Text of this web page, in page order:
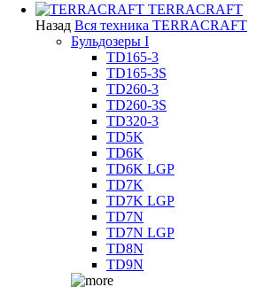
TERRACRAFT
Назад Вся техника TERRACRAFT
Бульдозеры I
TD165-3
TD165-3S
TD260-3
TD260-3S
TD320-3
TD5K
TD6K
TD6K LGP
TD7K
TD7K LGP
TD7N
TD7N LGP
TD8N
TD9N